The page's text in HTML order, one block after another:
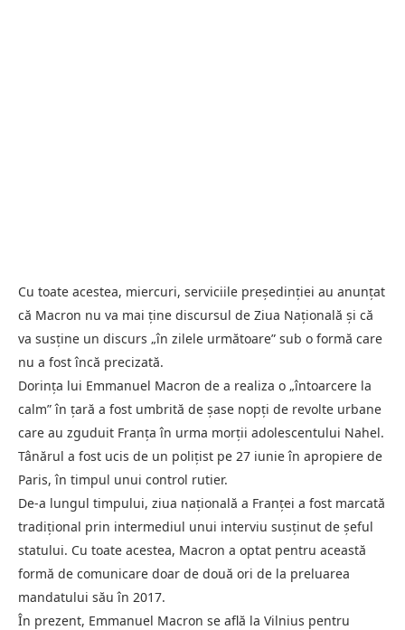
Cu toate acestea, miercuri, serviciile președinției au anunțat
că Macron nu va mai ține discursul de Ziua Națională și că
va susține un discurs „în zilele următoare” sub o formă care
nu a fost încă precizată.
Dorința lui Emmanuel Macron de a realiza o „întoarcere la
calm” în țară a fost umbrită de șase nopți de revolte urbane
care au zguduit Franța în urma morții adolescentului Nahel.
Tânărul a fost ucis de un polițist pe 27 iunie în apropiere de
Paris, în timpul unui control rutier.
De-a lungul timpului, ziua națională a Franței a fost marcată
tradițional prin intermediul unui interviu susținut de șeful
statului. Cu toate acestea, Macron a optat pentru această
formă de comunicare doar de două ori de la preluarea
mandatului său în 2017.
În prezent, Emmanuel Macron se află la Vilnius pentru